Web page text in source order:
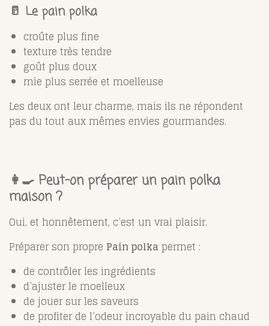
🥛 Le pain polka
croûte plus fine
texture très tendre
goût plus doux
mie plus serrée et moelleuse
Les deux ont leur charme, mais ils ne répondent
pas du tout aux mêmes envies gourmandes.
👩‍🍳 Peut-on préparer un pain polka
maison ?
Oui, et honnêtement, c’est un vrai plaisir.
Préparer son propre Pain polka permet :
de contrôler les ingrédients
d’ajuster le moelleux
de jouer sur les saveurs
de profiter de l’odeur incroyable du pain chaud